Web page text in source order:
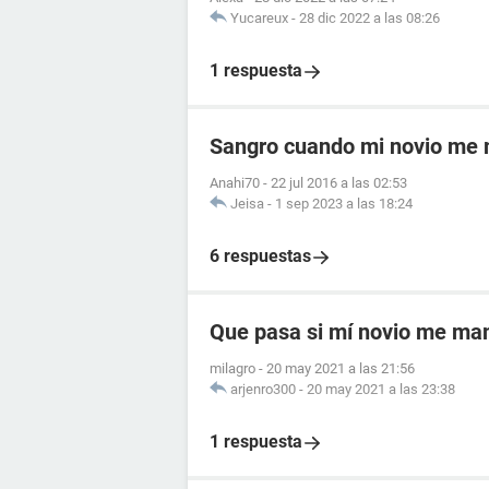
Yucareux - 28 dic 2022 a las 08:26
1 respuesta
Sangro cuando mi novio me
Anahi70 - 22 jul 2016 a las 02:53
Jeisa - 1 sep 2023 a las 18:24
6 respuestas
Que pasa si mí novio me
milagro - 20 may 2021 a las 21:56
arjenro300 - 20 may 2021 a las 23:38
1 respuesta